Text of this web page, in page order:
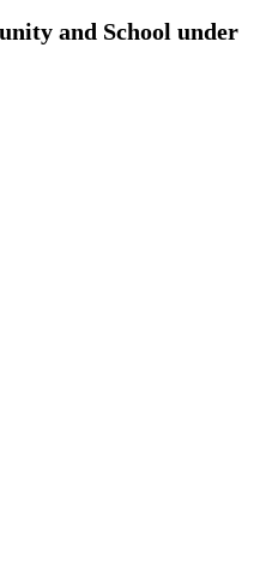
and School under